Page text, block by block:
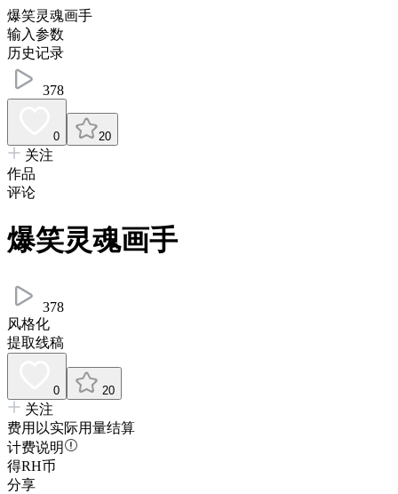
爆笑灵魂画手
输入参数
历史记录
378
0 20
关注
作品
评论
爆笑灵魂画手
378
风格化
提取线稿
0 20
关注
费用以实际用量结算
计费说明
得RH币
分享